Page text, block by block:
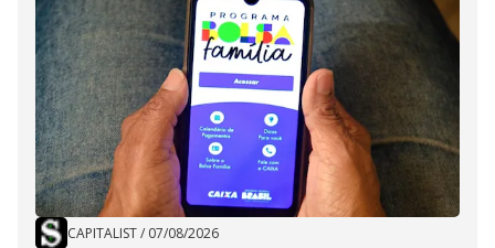
CAPITALIST/ 07/08/2026